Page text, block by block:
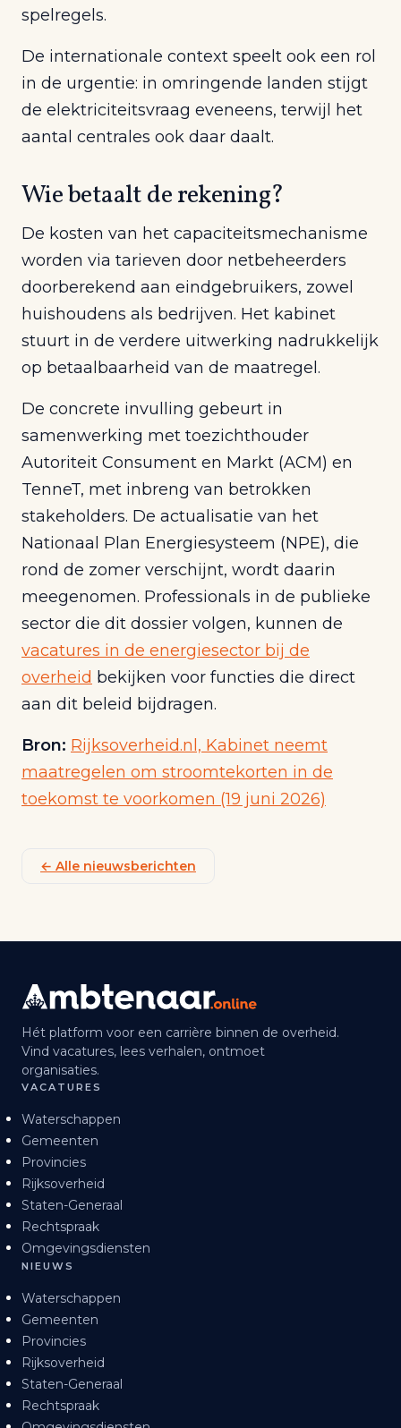
spelregels.
De internationale context speelt ook een rol
in de urgentie: in omringende landen stijgt
de elektriciteitsvraag eveneens, terwijl het
aantal centrales ook daar daalt.
Wie betaalt de rekening?
De kosten van het capaciteitsmechanisme
worden via tarieven door netbeheerders
doorberekend aan eindgebruikers, zowel
huishoudens als bedrijven. Het kabinet
stuurt in de verdere uitwerking nadrukkelijk
op betaalbaarheid van de maatregel.
De concrete invulling gebeurt in
samenwerking met toezichthouder
Autoriteit Consument en Markt (ACM) en
TenneT, met inbreng van betrokken
stakeholders. De actualisatie van het
Nationaal Plan Energiesysteem (NPE), die
rond de zomer verschijnt, wordt daarin
meegenomen. Professionals in de publieke
sector die dit dossier volgen, kunnen de
vacatures in de energiesector bij de
overheid bekijken voor functies die direct
aan dit beleid bijdragen.
Bron: Rijksoverheid.nl, Kabinet neemt
maatregelen om stroomtekorten in de
toekomst te voorkomen (19 juni 2026)
← Alle nieuwsberichten
Hét platform voor een carrière binnen de overheid.
Vind vacatures, lees verhalen, ontmoet
organisaties.
VACATURES
Waterschappen
Gemeenten
Provincies
Rijksoverheid
Staten-Generaal
Rechtspraak
Omgevingsdiensten
NIEUWS
Waterschappen
Gemeenten
Provincies
Rijksoverheid
Staten-Generaal
Rechtspraak